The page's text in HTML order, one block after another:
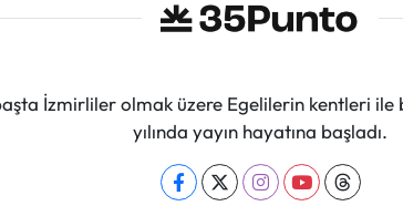
İzmirliler olmak üzere Egelilerin kentleri ile
yılında yayın hayatına başladı.